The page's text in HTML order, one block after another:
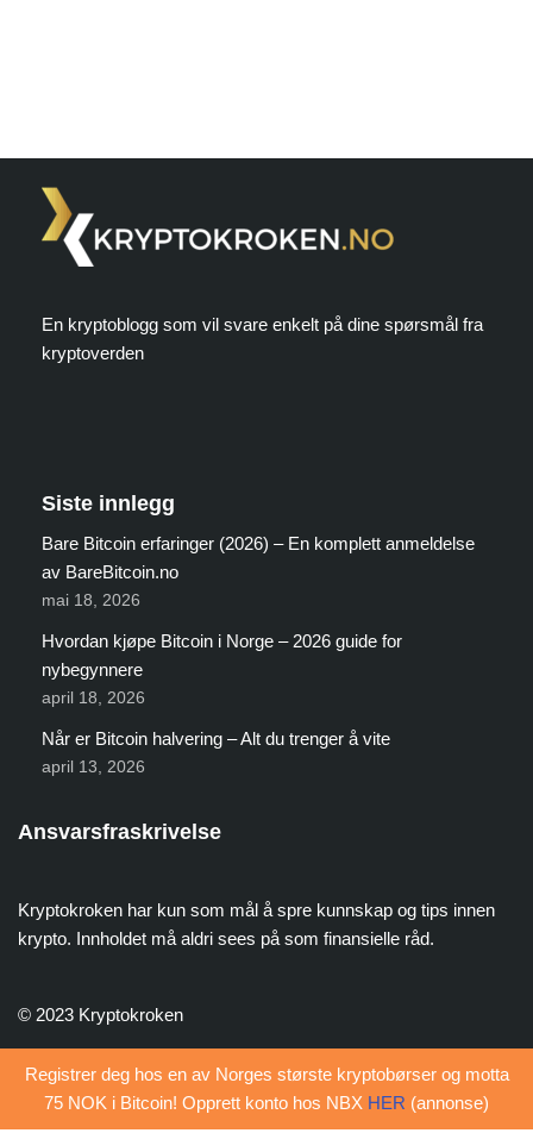
Registrer deg hos en av Norges største kryptobørser og motta
75 NOK i Bitcoin! Opprett konto hos NBX HER (annonse)
En kryptoblogg som vil svare enkelt på dine spørsmål fra
kryptoverden
Siste innlegg
Bare Bitcoin erfaringer (2026) – En komplett anmeldelse
av BareBitcoin.no
mai 18, 2026
Hvordan kjøpe Bitcoin i Norge – 2026 guide for
nybegynnere
april 18, 2026
Når er Bitcoin halvering – Alt du trenger å vite
april 13, 2026
Ansvarsfraskrivelse
Kryptokroken har kun som mål å spre kunnskap og tips innen
krypto. Innholdet må aldri sees på som finansielle råd.
© 2023 Kryptokroken
Neve| Drevet av WordPress